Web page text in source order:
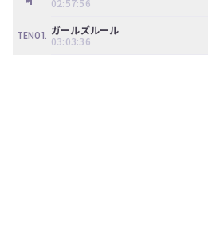
TEN01. ガールズルール
03:03:36